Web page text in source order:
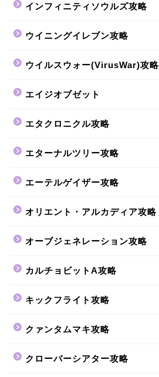
インフィニティソウルズ攻略
ウイニングイレブン攻略
ウイルスウォー(VirusWar)攻略
エイジオブゼット
エタクロニクル攻略
エターナルツリー攻略
エーテルゲイザー攻略
オリエント・アルカディア攻略
オーブジェネレーション攻略
カルチョビットA攻略
キックフライト攻略
クァンタムマキ攻略
クローバーシアター攻略